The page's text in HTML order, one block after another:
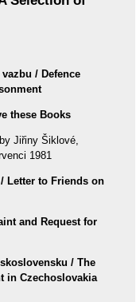
/ Defence
these Books
Jiřiny Šiklové,
1981
Letter to Friends on
and Request for
/ The
in Czechoslovakia